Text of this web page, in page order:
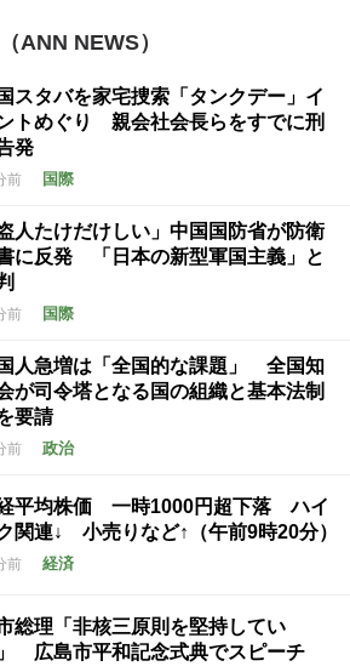
ANN NEWS）
スタバを家宅捜索「タンクデー」イ
トめぐり 親会社会長らをすでに刑
発
前 国際
盗人たけだけしい」中国国防省が防衛
に反発 「日本の新型軍国主義」と
前 国際
人急増は「全国的な課題」 全国知
が司令塔となる国の組織と基本法制
要請
前 政治
平均株価 一時1000円超下落 ハイ
関連↓ 小売りなど↑（午前9時20分）
前 経済
総理「非核三原則を堅持してい
広島市平和記念式典でスピーチ